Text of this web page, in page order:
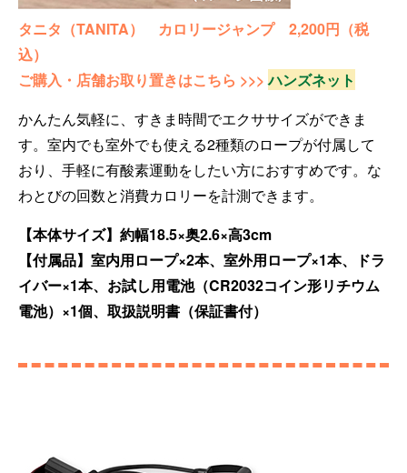
タニタ（TANITA） カロリージャンプ 2,200円（税
込）
ご購入・店舗お取り置きはこちら >>>ハンズネット
かんたん気軽に、すきま時間でエクササイズができま
す。室内でも室外でも使える2種類のロープが付属して
おり、手軽に有酸素運動をしたい方におすすめです。な
わとびの回数と消費カロリーを計測できます。
【本体サイズ】約幅18.5×奥2.6×高3cm
【付属品】室内用ロープ×2本、室外用ロープ×1本、ドラ
イバー×1本、お試し用電池（CR2032コイン形リチウム
電池）×1個、取扱説明書（保証書付）